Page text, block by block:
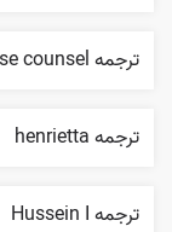
ترجمه house counsel
ترجمه henrietta
ترجمه Hussein I